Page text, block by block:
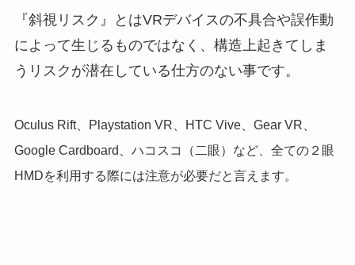
『斜視リスク』とはVRデバイスの不具合や誤作動
によって生じるものではなく、構造上起きてしま
うリスクが潜在している仕方のない事です。
Oculus Rift、Playstation VR、HTC Vive、Gear VR、
Google Cardboard、ハコスコ（二眼）など、全ての２眼
HMDを利用する際には注意が必要だと言えます。